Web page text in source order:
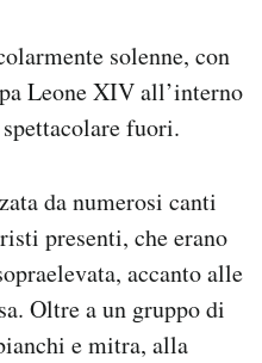
solenne, con
Leone XIV all’interno
fuori.
da numerosi canti
presenti, che erano
accanto alle
Oltre a un gruppo di
e mitra, alla